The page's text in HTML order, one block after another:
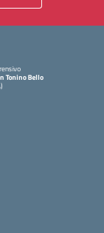
Tonino Bello
iniziale della scuola